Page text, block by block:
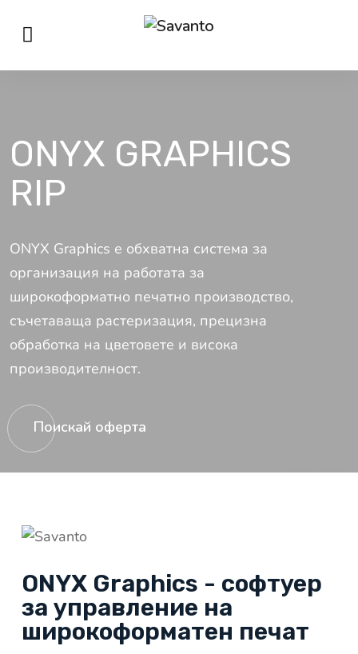
ONYX GRAPHICS
RIP
ONYX Graphics е обхватна система за
организация на работата за
широкоформатно печатно производство,
съчетаваща растеризация, прецизна
обработка на цветовете и висока
производителност.
Поискай оферта
ONYX Graphics - софтуер
за управление на
широкоформатен печат